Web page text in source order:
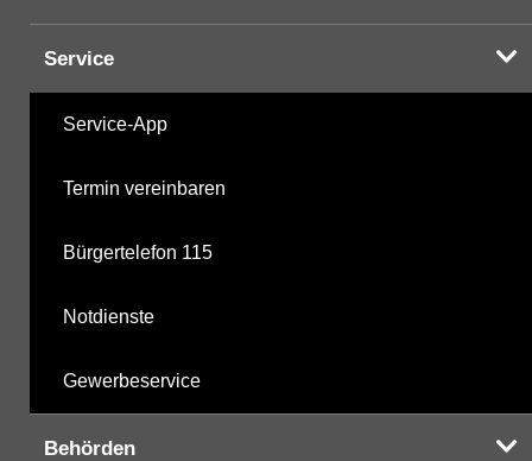
Service
Service-App
Termin vereinbaren
Bürgertelefon 115
Notdienste
Gewerbeservice
Behörden